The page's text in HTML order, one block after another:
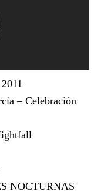
– Celebración
NOCTURNAS